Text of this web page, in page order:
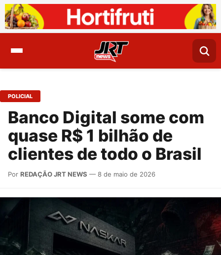
POLICIAL
Banco Digital some com
quase R$ 1 bilhão de
clientes de todo o Brasil
Por REDAÇÃO JRT NEWS — 8 de maio de 2026